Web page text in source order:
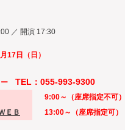
／ 開演 17:30
17日（ 日 ）
ー TEL：055-993-9300
9:00～（座席指定不可）
ＥＢ 13:00～（座席指定可）